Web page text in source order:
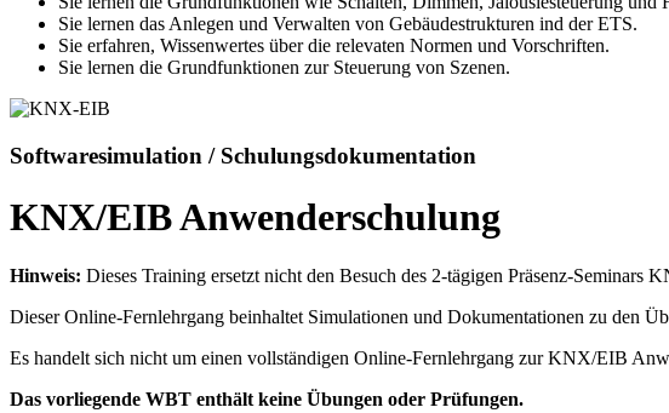
Sie lernen das Anlegen und Verwalten von Gebäudestrukturen ind der ETS.
Sie erfahren, Wissenwertes über die relevaten Normen und Vorschriften.
Sie lernen die Grundfunktionen zur Steuerung von Szenen.
Softwaresimulation / Schulungsdokumentation
KNX/EIB Anwenderschulung
Hinweis: Dieses Training ersetzt nicht den Besuch des 2-tägigen Präsenz-Seminars
Dieser Online-Fernlehrgang beinhaltet Simulationen und Dokumentationen zu den
Es handelt sich nicht um einen vollständigen Online-Fernlehrgang zur KNX/EIB
Das vorliegende WBT enthält keine Übungen oder Prüfungen.